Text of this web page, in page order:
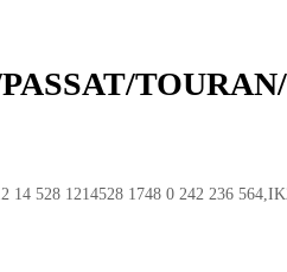
14 528 1214528 1748 0 242 236